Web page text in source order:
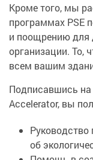
Кроме того, мы
программах PSE
и поощрению для
организации. То,
всем вашим
Подписавшись
Accelerator, вы
об